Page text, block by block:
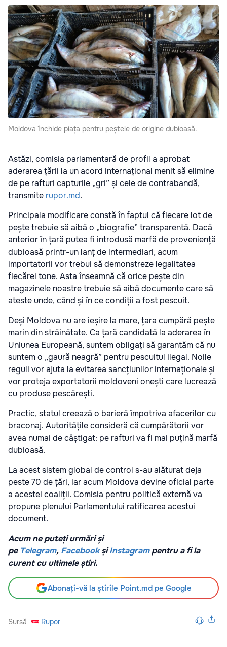
Moldova închide piața pentru peștele de origine dubioasă.
Astăzi, comisia parlamentară de profil a aprobat
aderarea țării la un acord internațional menit să elimine
de pe rafturi capturile „gri” și cele de contrabandă,
transmite rupor.md.
Principala modificare constă în faptul că fiecare lot de
pește trebuie să aibă o „biografie” transparentă. Dacă
anterior în țară putea fi introdusă marfă de proveniență
dubioasă printr-un lanț de intermediari, acum
importatorii vor trebui să demonstreze legalitatea
fiecărei tone. Asta înseamnă că orice pește din
magazinele noastre trebuie să aibă documente care să
ateste unde, când și în ce condiții a fost pescuit.
Deși Moldova nu are ieșire la mare, țara cumpără pește
marin din străinătate. Ca țară candidată la aderarea în
Uniunea Europeană, suntem obligați să garantăm că nu
suntem o „gaură neagră” pentru pescuitul ilegal. Noile
reguli vor ajuta la evitarea sancțiunilor internaționale și
vor proteja exportatorii moldoveni onești care lucrează
cu produse pescărești.
Practic, statul creează o barieră împotriva afacerilor cu
braconaj. Autoritățile consideră că cumpărătorii vor
avea numai de câștigat: pe rafturi va fi mai puțină marfă
dubioasă.
La acest sistem global de control s-au alăturat deja
peste 70 de țări, iar acum Moldova devine oficial parte
a acestei coaliții. Comisia pentru politică externă va
propune plenului Parlamentului ratificarea acestui
document.
Acum ne puteți urmări și
pe Telegram, Facebook șiInstagrampentru a fi la
curent cu ultimele știri.
Abonați-vă la știrile Point.md pe Google
Sursă Rupor